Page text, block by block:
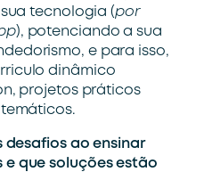
tecnologia (por
), potenciando a sua
e para isso,
dinâmico
projetos práticos
desafios ao ensinar
que soluções estão